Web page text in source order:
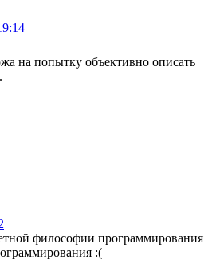
на попытку объективно описать
философии программирования
:(